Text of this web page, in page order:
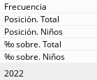
2022